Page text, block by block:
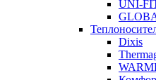
UNI-
Dixis